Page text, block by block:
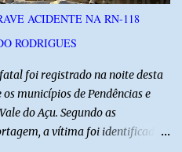
com a administração
a atuação dele contou com a
no Ministério da Saúde e no
ACIDENTE NA RN-118
RODRIGUES
foi registrado na noite desta
municípios de Pendências e
do Açu. Segundo as
a vítima foi identificada